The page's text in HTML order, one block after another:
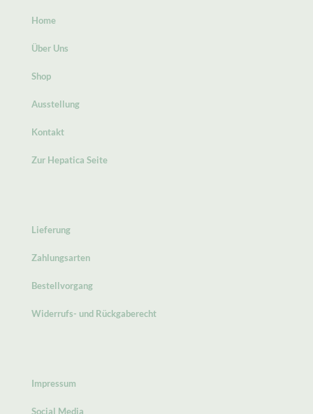
Home
Über Uns
Shop
Ausstellung
Kontakt
Zur Hepatica Seite
Lieferung
Zahlungsarten
Bestellvorgang
Widerrufs- und Rückgaberecht
Impressum
Social Media